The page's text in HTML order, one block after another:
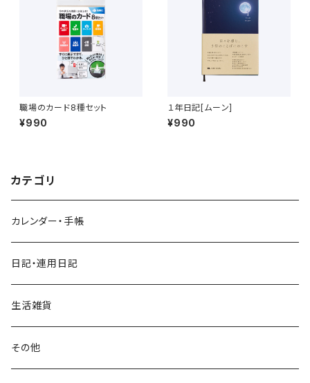
職場のカード8種セット
¥990
１年日記[ムーン]
¥990
カテゴリ
カレンダー・手帳
日記・連用日記
生活雑貨
その他